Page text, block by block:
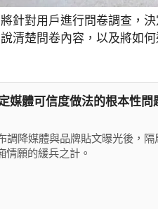
針對用戶進行問卷調查，
清楚問卷內容，以及將如
媒體可信度做法的根本性問
降媒體與品牌貼文曝光後，
情願的緩兵之計。